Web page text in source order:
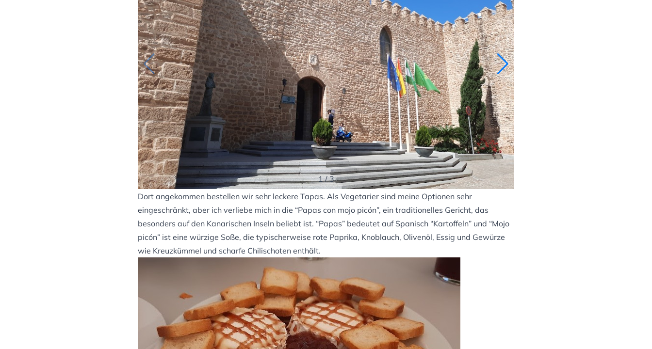
1/3
Dort angekommen bestellen wir sehr leckere Tapas. Als Vegetarier sind meine Optionen sehr
eingeschränkt, aber ich verliebe mich in die “Papas con mojo picón”, ein traditionelles Gericht, das
besonders auf den Kanarischen Inseln beliebt ist. “Papas” bedeutet auf Spanisch “Kartoffeln” und “Mojo
picón” ist eine würzige Soße, die typischerweise rote Paprika, Knoblauch, Olivenöl, Essig und Gewürze
wie Kreuzkümmel und scharfe Chilischoten enthält.